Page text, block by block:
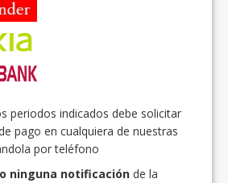
periodos indicados debe solicitar
pago en cualquiera de nuestras
por teléfono
ninguna notificación de la